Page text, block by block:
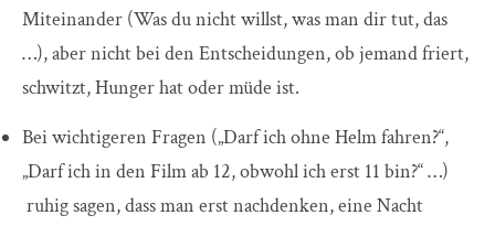
Miteinander (Was du nicht willst, was man dir tut, das
…), aber nicht bei den Entscheidungen, ob jemand friert,
schwitzt, Hunger hat oder müde ist.
Bei wichtigeren Fragen („Darf ich ohne Helm fahren?“,
„Darf ich in den Film ab 12, obwohl ich erst 11 bin?“ …)
ruhig sagen, dass man erst nachdenken, eine Nacht